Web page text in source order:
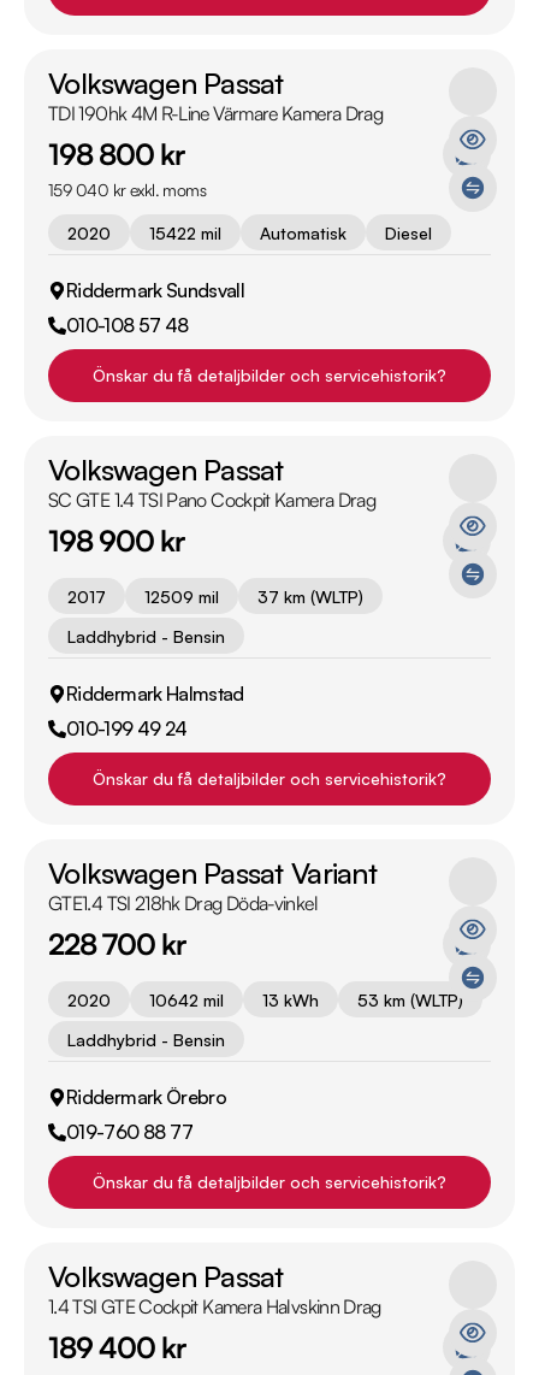
Volkswagen Passat
TDI 190hk 4M R-Line Värmare Kamera Drag
198 800 kr
159 040 kr exkl. moms
2020 15422 mil Automatisk Diesel
Riddermark Sundsvall
010-108 57 48
Önskar du få detaljbilder och servicehistorik?
Volkswagen Passat
SC GTE 1.4 TSI Pano Cockpit Kamera Drag
198 900 kr
2017 12509 mil
37 km (WLTP)
Laddhybrid - Bensin
Riddermark Halmstad
010-199 49 24
Önskar du få detaljbilder och servicehistorik?
Volkswagen Passat Variant
GTE1.4 TSI 218hk Drag Döda-vinkel
228 700 kr
2020 10642 mil 13 kWh
53 km (WLTP)
Laddhybrid - Bensin
Riddermark Örebro
019-760 88 77
Önskar du få detaljbilder och servicehistorik?
Volkswagen Passat
1.4 TSI GTE Cockpit Kamera Halvskinn Drag
189 400 kr